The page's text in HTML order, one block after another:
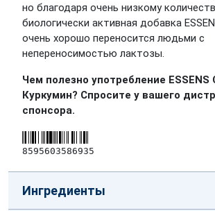
но благодаря очень низкому
биологически активная добавка
очень хорошо переносится людьми с
непереносимостью лактозы.
Чем полезно употребление ESSENS
Куркумин? Спросите у вашего
спонсора.
8595603586935
Ингредиенты